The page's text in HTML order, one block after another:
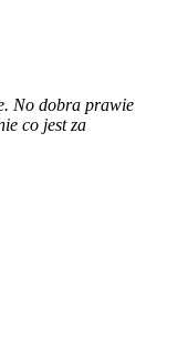
No dobra prawie
co jest za